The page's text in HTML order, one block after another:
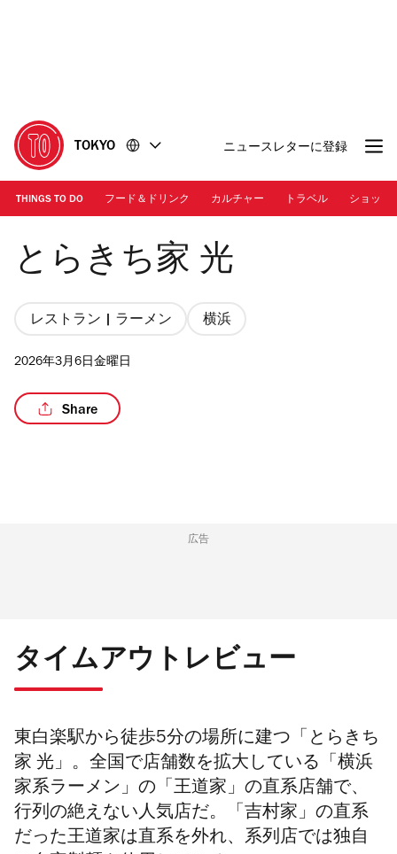
に
移
動
移
動
TOKYO ニュースレターに登録
THINGS TO DO フード＆ドリンク カルチャー トラベル ショッピ
Photo: メンチャック | 「ラーメン」
とらきち家 光
レストラン | ラーメン 横浜
2026年3月6日金曜日
Share
広告
タイムアウトレビュー
東白楽駅から徒歩5分の場所に建つ「とらきち
家 光」。全国で店舗数を拡大している「横浜
家系ラーメン」の「王道家」の直系店舗で、
行列の絶えない人気店だ。「吉村家」の直系
だった王道家は直系を外れ、系列店では独自